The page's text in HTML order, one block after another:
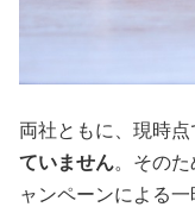
両社ともに、現時点
ていません。その
ャンペーンによる